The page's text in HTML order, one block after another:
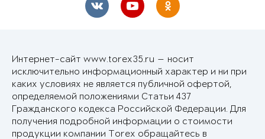
Интернет-сайт www.torex35.ru — носит
исключительно информационный характер и ни при
каких условиях не является публичной офертой,
определяемой положениями Статьи 437
Гражданского кодекса Российской Федерации. Для
получения подробной информации о стоимости
продукции компании Torex обращайтесь в